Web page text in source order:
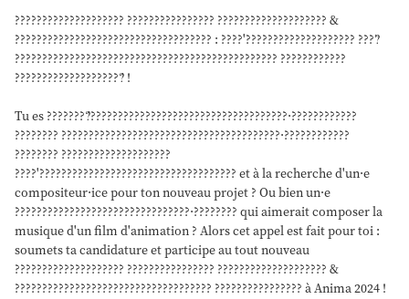
???????????????????? ???????????????? ???????????????????? &
???????????????????????????????????? : ????'???????????????????? ????̀
???????????????????????????????????????????????? ????????????
????????????????????́ !
Tu es ????????́????????????????????????????????????·????????????
???????? ????????????????????????????????????????·????????????
???????? ????????????????????
????'???????????????????????????????????? et à la recherche d'un·e
compositeur·ice pour ton nouveau projet ? Ou bien un·e
????????????????????????????????·???????? qui aimerait composer la
musique d'un film d'animation ? Alors cet appel est fait pour toi :
soumets ta candidature et participe au tout nouveau
???????????????????? ???????????????? ???????????????????? &
???????????????????????????????????? ???????????????? à Anima 2024 !